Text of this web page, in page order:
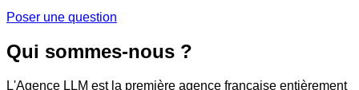
Poser une question
Qui sommes-nous ?
L'Agence LLM est la première agence française entièrement